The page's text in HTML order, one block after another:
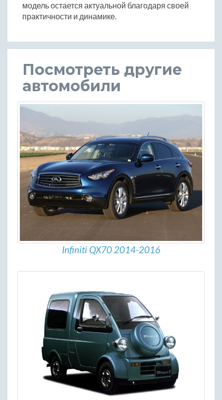
модель остается актуальной благодаря своей
практичности и динамике.
Посмотреть другие
автомобили
Infiniti QX70 2014-2016